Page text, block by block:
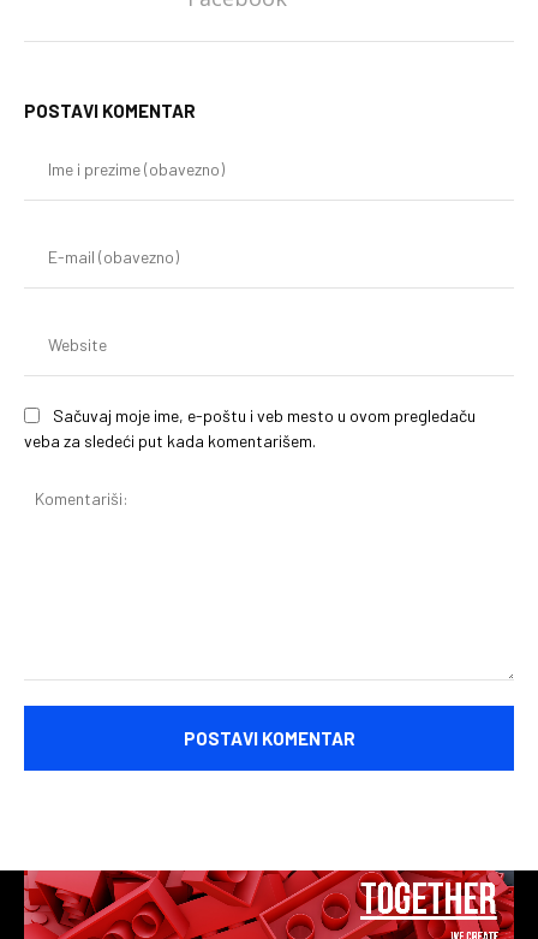
POSTAVI KOMENTAR
Sačuvaj moje ime, e-poštu i veb mesto u ovom pregledaču
veba za sledeći put kada komentarišem.